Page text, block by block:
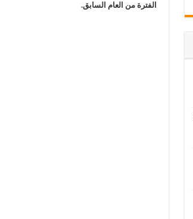
الفترة من العام السابق.